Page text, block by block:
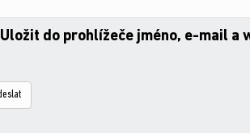
Uložit do prohlížeče jméno, e-mail a